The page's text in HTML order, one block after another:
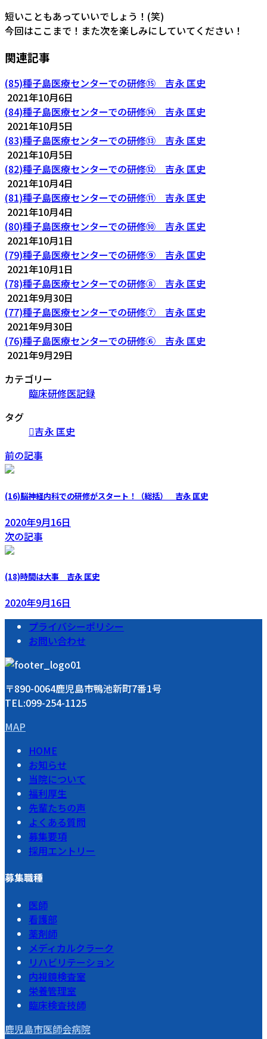
短いこともあっていいでしょう！(笑)
今回はここまで！また次を楽しみにしていてください！
関連記事
(85)種子島医療センターでの研修⑮ 吉永 匡史
2021年10月6日
(84)種子島医療センターでの研修⑭ 吉永 匡史
2021年10月5日
(83)種子島医療センターでの研修⑬ 吉永 匡史
2021年10月5日
(82)種子島医療センターでの研修⑫ 吉永 匡史
2021年10月4日
(81)種子島医療センターでの研修⑪ 吉永 匡史
2021年10月4日
(80)種子島医療センターでの研修⑩ 吉永 匡史
2021年10月1日
(79)種子島医療センターでの研修⑨ 吉永 匡史
2021年10月1日
(78)種子島医療センターでの研修⑧ 吉永 匡史
2021年9月30日
(77)種子島医療センターでの研修⑦ 吉永 匡史
2021年9月30日
(76)種子島医療センターでの研修⑥ 吉永 匡史
2021年9月29日
カテゴリー
臨床研修医記録
タグ
吉永 匡史
前の記事
(16)脳神経内科での研修がスタート！（総括） 吉永 匡史
2020年9月16日
次の記事
(18)時間は大事 吉永 匡史
2020年9月16日
プライバシーポリシー
お問い合わせ
〒890-0064鹿児島市鴨池新町7番1号
TEL:099-254-1125
MAP
HOME
お知らせ
当院について
福利厚生
先輩たちの声
よくある質問
募集要項
採用エントリー
募集職種
医師
看護部
薬剤師
メディカルクラーク
リハビリテーション
内視鏡検査室
栄養管理室
臨床検査技師
鹿児島市医師会病院